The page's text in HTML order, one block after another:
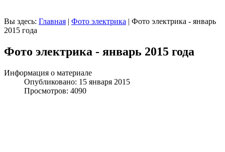
Вы здесь: Главная | Фото электрика | Фото электрика - январь
2015 года
Фото электрика - январь 2015 года
Информация о материале
Опубликовано: 15 января 2015
Просмотров: 4090